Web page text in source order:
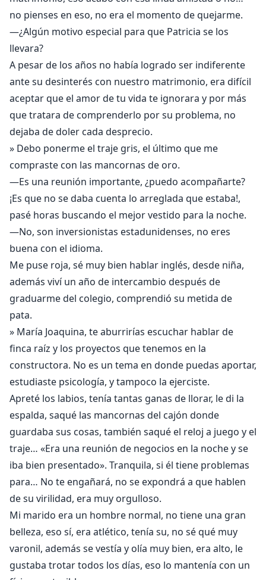
no pienses en eso, no era el momento de quejarme.
—¿Algún motivo especial para que Patricia se los
llevara?
A pesar de los años no había logrado ser indiferente
ante su desinterés con nuestro matrimonio, era difícil
aceptar que el amor de tu vida te ignorara y por más
que tratara de comprenderlo por su problema, no
dejaba de doler cada desprecio.
» Debo ponerme el traje gris, el último que me
compraste con las mancornas de oro.
—Es una reunión importante, ¿puedo acompañarte?
¡Es que no se daba cuenta lo arreglada que estaba!,
pasé horas buscando el mejor vestido para la noche.
—No, son inversionistas estadunidenses, no eres
buena con el idioma.
Me puse roja, sé muy bien hablar inglés, desde niña,
además viví un año de intercambio después de
graduarme del colegio, comprendió su metida de
pata.
» María Joaquina, te aburrirías escuchar hablar de
finca raíz y los proyectos que tenemos en la
constructora. No es un tema en donde puedas aportar,
estudiaste psicología, y tampoco la ejerciste.
Apreté los labios, tenía tantas ganas de llorar, le di la
espalda, saqué las mancornas del cajón donde
guardaba sus cosas, también saqué el reloj a juego y el
traje… «Era una reunión de negocios en la noche y se
iba bien presentado». Tranquila, si él tiene problemas
para… No te engañará, no se expondrá a que hablen
de su virilidad, era muy orgulloso.
Mi marido era un hombre normal, no tiene una gran
belleza, eso sí, era atlético, tenía su, no sé qué muy
varonil, además se vestía y olía muy bien, era alto, le
gustaba trotar todos los días, eso lo mantenía con un